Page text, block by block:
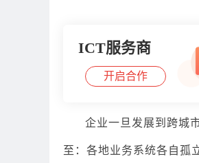
ICT服务商
开启合作
企业一旦发展到跨城
至：各地业务系统各自孤